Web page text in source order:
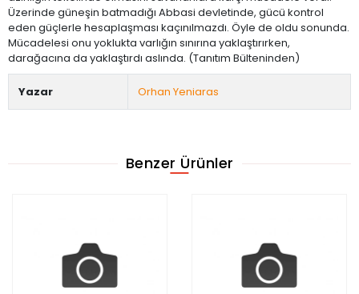
Üzerinde güneşin batmadığı Abbasi devletinde, gücü kontrol
eden güçlerle hesaplaşması kaçınılmazdı. Öyle de oldu sonunda.
Mücadelesi onu yoklukta varlığın sınırına yaklaştırırken,
darağacına da yaklaştırdı aslında. (Tanıtım Bülteninden)
Yazar Orhan Yeniaras
Benzer Ürünler